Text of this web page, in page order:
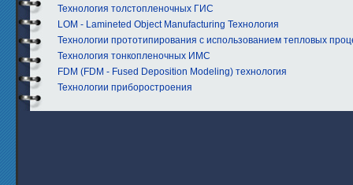
Технология толстопленочных ГИС
LOM - Lamineted Object Manufacturing Технология
Технологии прототипирования с использованием тепловых
Технология тонкопленочных ИМС
FDM (FDM - Fused Deposition Modeling) технология
Технологии приборостроения